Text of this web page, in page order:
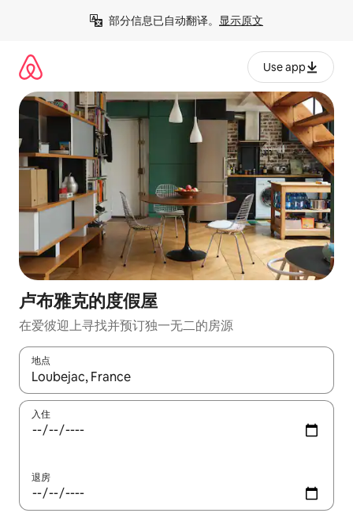
部分信息已自动翻译。 显示原文
Use app
卢布雅克的度假屋
在爱彼迎上寻找并预订独一无二的房源
地点
如有搜索结果，请使用上下方向键查看，或通过点击或滑动手势
入住
退房